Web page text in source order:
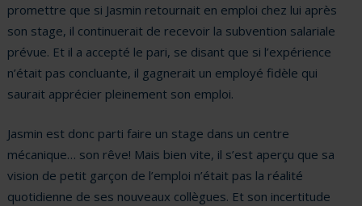
promettre que si Jasmin retournait en emploi chez lui après
son stage, il continuerait de recevoir la subvention salariale
prévue. Et il a accepté le pari, se disant que si l’expérience
n’était pas concluante, il gagnerait un employé fidèle qui
saurait apprécier pleinement son emploi.
Jasmin est donc parti faire un stage dans un centre
mécanique… son rêve! Mais bien vite, il s’est aperçu que sa
vision de petit garçon de l’emploi n’était pas la réalité
quotidienne de ses nouveaux collègues. Et son incertitude